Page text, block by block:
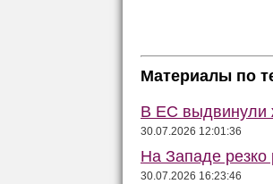
Материалы по
В ЕС выдвинули
30.07.2026 12:01:36
На Западе резко
30.07.2026 16:23:46